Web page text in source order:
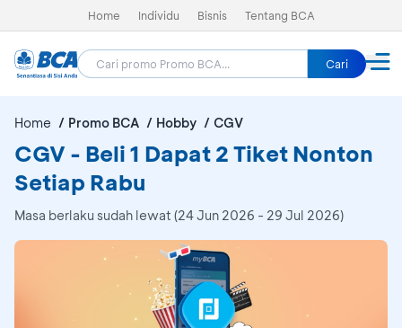
Home Individu Bisnis Tentang BCA
Cari
Home Promo BCA Hobby CGV
CGV - Beli 1 Dapat 2 Tiket Nonton
Setiap Rabu
Masa berlaku sudah lewat (24 Jun 2026 - 29 Jul 2026)